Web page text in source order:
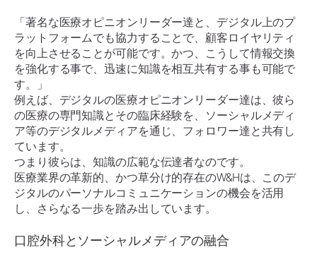
「著名な医療オピニオンリーダー達と、デジタル上のプ
ラットフォームでも協力することで、顧客ロイヤリティ
を向上させることが可能です。かつ、こうして情報交換
を強化する事で、迅速に知識を相互共有する事も可能で
す。」
例えば、デジタルの医療オピニオンリーダー達は、彼ら
の医療の専門知識とその臨床経験を、ソーシャルメディ
ア等のデジタルメディアを通じ、フォロワー達と共有し
ています。
つまり彼らは、知識の広範な伝達者なのです。
医療業界の革新的、かつ草分け的存在のW&Hは、このデ
ジタルのパーソナルコミュニケーションの機会を活用
し、さらなる一歩を踏み出しています。
口腔外科とソーシャルメディアの融合